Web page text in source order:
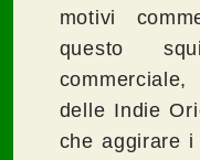
motivi
questo
delle Indie
che aggirare